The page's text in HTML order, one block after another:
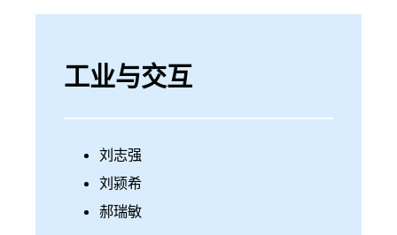
工业与交互
刘志强
刘颍希
郝瑞敏